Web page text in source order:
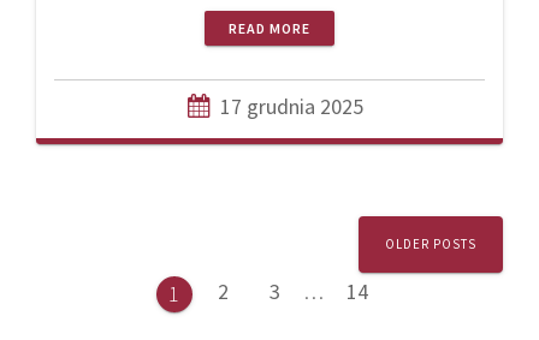
READ MORE
17 grudnia 2025
navigation
Page
1 Page
2 Page
3 … Page
14
OLDER POSTS